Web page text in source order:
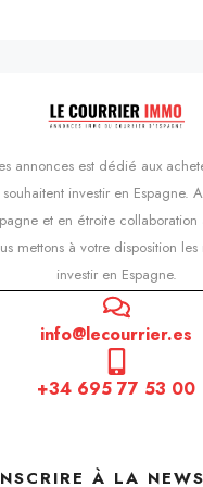
annonces est dédié aux
souhaitent investir en Espagne.
et en étroite
mettons à votre disposition
investir en Espagne.
info@lecourrier.es
+34 695 77 53 00
À LA